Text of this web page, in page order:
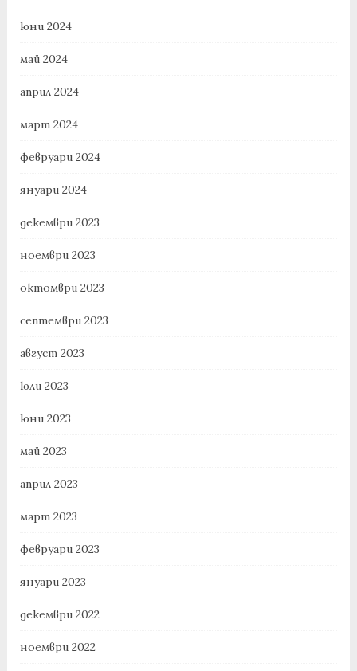
юни 2024
май 2024
април 2024
март 2024
февруари 2024
януари 2024
декември 2023
ноември 2023
октомври 2023
септември 2023
август 2023
юли 2023
юни 2023
май 2023
април 2023
март 2023
февруари 2023
януари 2023
декември 2022
ноември 2022